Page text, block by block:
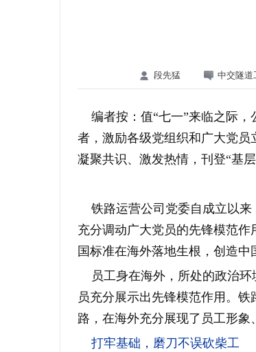
段先猛 中交隧道
编者按：值“七一”来临之际，
者，激励各级党组织和广大党
凝聚共识、激发热情，刊登“基
铁路运营公司党委自成立以
充分调动广大党员的先锋模范
国标准在海外落地生根，创造中
员工身在海外，所处的政治环
员充分展示出先锋模范作用。
路，在海外充分展现了员工形象
打牢基础，磨刀不误砍柴工